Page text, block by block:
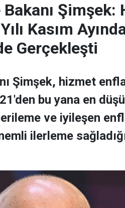
Şimşek:
Kasım
Gerçekleşti
Şimşek, hizmet
bu yana en
ve iyileşen
ilerleme